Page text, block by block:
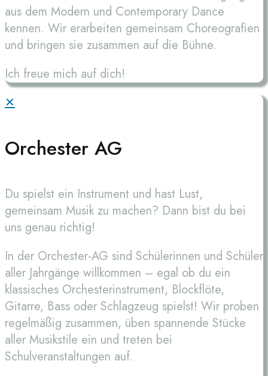
aus dem Modern und Contemporary Dance
kennen. Wir erarbeiten gemeinsam Choreografien
und bringen sie zusammen auf die Bühne.
Ich freue mich auf dich!
✕
Orchester AG
Du spielst ein Instrument und hast Lust,
gemeinsam Musik zu machen? Dann bist du bei
uns genau richtig!
In der Orchester-AG sind Schülerinnen und Schüler
aller Jahrgänge willkommen – egal ob du ein
klassisches Orchesterinstrument, Blockflöte,
Gitarre, Bass oder Schlagzeug spielst! Wir proben
regelmäßig zusammen, üben spannende Stücke
aller Musikstile ein und treten bei
Schulveranstaltungen auf.